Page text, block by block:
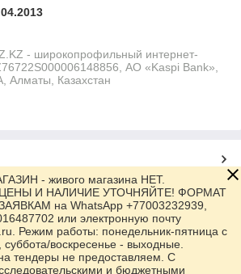
- широкопрофильный интернет-
АО «Kaspi Bank»,
Алматы, Казахстан
- живого магазина НЕТ.
И НАЛИЧИЕ УТОЧНЯЙТЕ! ФОРМАТ
на WhatsApp +77003232939,
или электронную почту
Режим работы: понедельник-пятница с
воскресенье - выходные.
тендеры не предоставляем. С
и бюджетными